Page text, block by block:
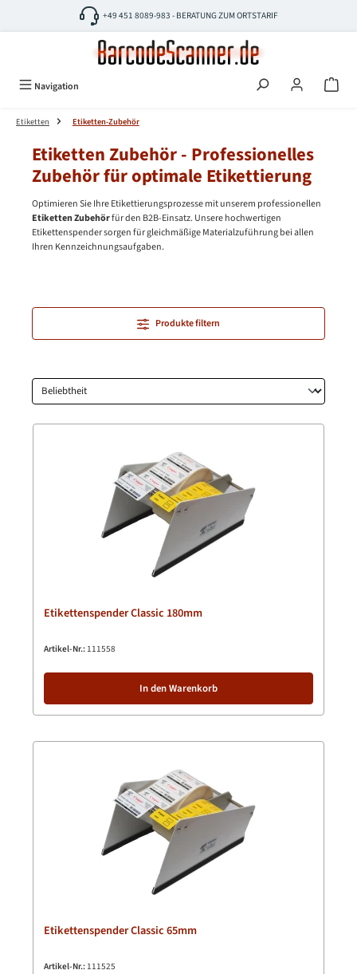
Zum Hauptinhalt springen+49 451 8089-983 - BERATUNG ZUM ORTSTARIF
Navigation
Etiketten Etiketten-Zubehör
Etiketten Zubehör - Professionelles
Zubehör für optimale Etikettierung
Optimieren Sie Ihre Etikettierungsprozesse mit unserem professionellen
Etiketten Zubehörfür den B2B-Einsatz. Unsere hochwertigen
Etikettenspender sorgen für gleichmäßige Materialzuführung bei allen
Ihren Kennzeichnungsaufgaben.
Produkte filtern
Etikettenspender Classic 180mm
Artikel-Nr.: 111558
In den Warenkorb
Etikettenspender Classic 65mm
Artikel-Nr.: 111525